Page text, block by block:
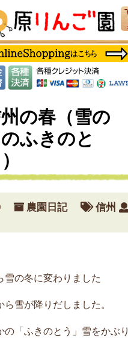
の春（雪の
ふきのと
農園日記
信州
雪の冬に変わりました
ら雪が降りだしました。
の「ふきのとう」雪をかぶり